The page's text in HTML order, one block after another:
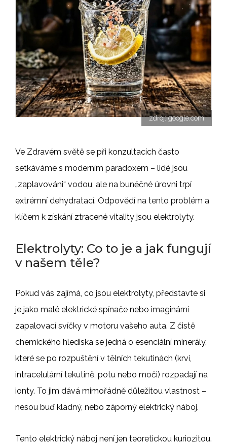
zdroj: google.com
Ve Zdravém světě se při konzultacích často
setkáváme s moderním paradoxem – lidé jsou
„zaplavováni“ vodou, ale na buněčné úrovni trpí
extrémní dehydratací. Odpovědí na tento problém a
klíčem k získání ztracené vitality jsou elektrolyty.
Elektrolyty: Co to je a jak fungují
v našem těle?
Pokud vás zajímá, co jsou elektrolyty, představte si
je jako malé elektrické spínače nebo imaginární
zapalovací svíčky v motoru vašeho auta. Z čistě
chemického hlediska se jedná o esenciální minerály,
které se po rozpuštění v tělních tekutinách (krvi,
intracelulární tekutině, potu nebo moči) rozpadají na
ionty. To jim dává mimořádně důležitou vlastnost –
nesou buď kladný, nebo záporný elektrický náboj.
Tento elektrický náboj není jen teoretickou kuriozitou.